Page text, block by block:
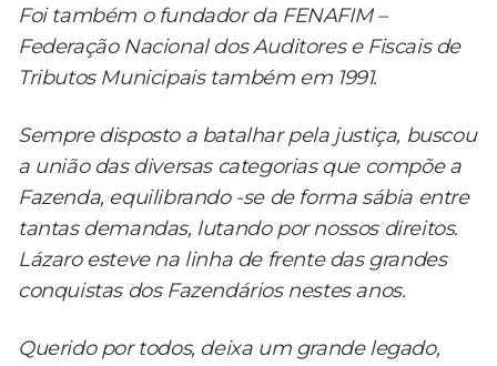
Foi também o fundador da FENAFIM –
Federação Nacional dos Auditores e Fiscais de
Tributos Municipais também em 1991.
Sempre disposto a batalhar pela justiça, buscou
a união das diversas categorias que compõe a
Fazenda, equilibrando -se de forma sábia entre
tantas demandas, lutando por nossos direitos.
Lázaro esteve na linha de frente das grandes
conquistas dos Fazendários nestes anos.
Querido por todos, deixa um grande legado,